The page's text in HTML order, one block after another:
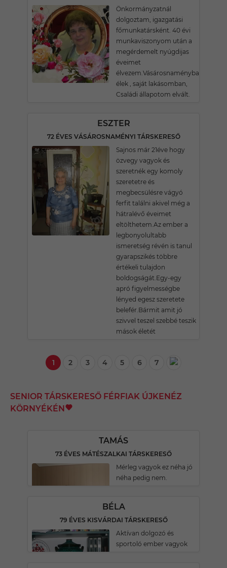
Önkormányzatnál
dolgoztam, igazgatási
főmunkatársként. 40 évi
munkaviszonyom után a
megérdemelt nyúgdijas
éveimet
élvezem.Vásárosnaményban
élek , saját lakásomban,
Családi állapotom elvált.
ESZTER
72 ÉVES VÁSÁROSNAMÉNYI TÁRSKERESŐ
Sajnos már 21éve hogy
özvegy vagyok és
szeretnék egy komoly
szeretetre és
megbecsülésre vágyó
ferfit találni akivel még a
hátralévő éveimet
eltölthetem.Az ember a
legbonyolultabb
ismeretség révén is tanul
gyarapszikés többre
értékeli tulajdon
boldogságát.Egy-egy
apró figyelmességbe
lényed egesz szeretete
belefér.Bármit amit jó
szivvel teszel szebbé teszik
mások életét
1 2 3 4 5 6 7
SENIOR TÁRSKERESŐ FÉRFIAK ÚJKENÉZ
KÖRNYÉKÉN
TAMÁS
73 ÉVES MÁTÉSZALKAI TÁRSKERESŐ
Mérleg vagyok ez néha jó
néha pedig nem.
BÉLA
79 ÉVES KISVÁRDAI TÁRSKERESŐ
Aktívan dolgozó és
sportoló ember vagyok